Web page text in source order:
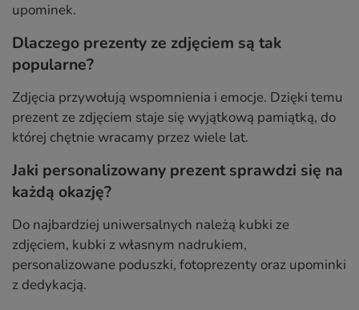
upominek.
Dlaczego prezenty ze zdjęciem są tak
popularne?
Zdjęcia przywołują wspomnienia i emocje. Dzięki temu
prezent ze zdjęciem staje się wyjątkową pamiątką, do
której chętnie wracamy przez wiele lat.
Jaki personalizowany prezent sprawdzi się na
każdą okazję?
Do najbardziej uniwersalnych należą kubki ze
zdjęciem, kubki z własnym nadrukiem,
personalizowane poduszki, fotoprezenty oraz upominki
z dedykacją.